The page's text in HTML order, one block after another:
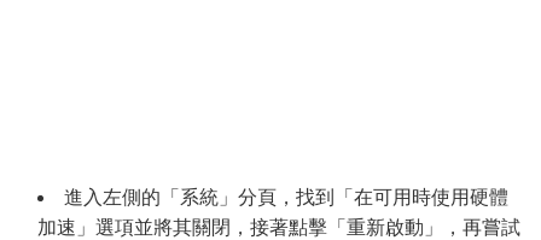
進入左側的「系統」分頁，找到「在可用時使用硬體
加速」選項並將其關閉，接著點擊「重新啟動」，再嘗試